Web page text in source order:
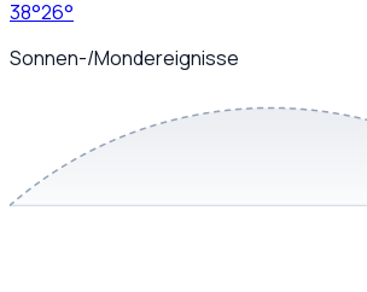
38°26°
Sonnen-/Mondereignisse